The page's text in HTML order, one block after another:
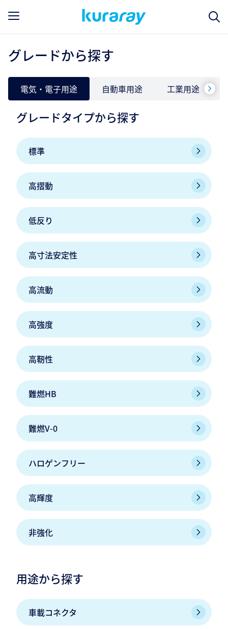
グレードから探す
電気・電子用途 自動車用途 工業用途
グレードタイプから探す
標準
高摺動
低反り
高寸法安定性
高流動
高強度
高靭性
難燃HB
難燃V-0
ハロゲンフリー
高輝度
非強化
用途から探す
車載コネクタ